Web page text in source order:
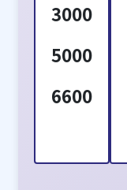
3000
5000
6600